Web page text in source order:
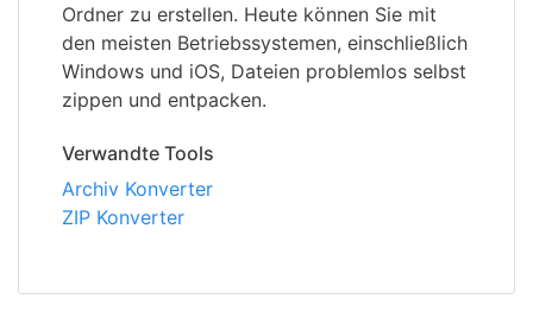
Ordner zu erstellen. Heute können Sie mit
den meisten Betriebssystemen, einschließlich
Windows und iOS, Dateien problemlos selbst
zippen und entpacken.
Verwandte Tools
Archiv Konverter
ZIP Konverter